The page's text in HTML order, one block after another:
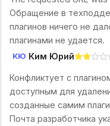
Обращение в
плагинов ничего не
плагинами не удается.
КЮ Ким Юрий
Конфликтует с
доступным для
созданные самим
Почта разработчика